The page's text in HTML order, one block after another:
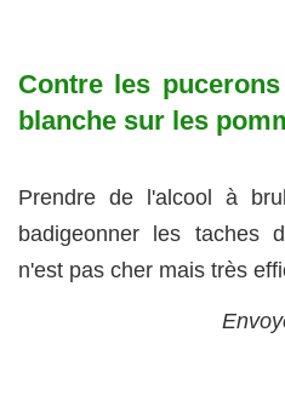
Contre les
blanche sur les
Prendre de l'alcool à
badigeonner les taches
n'est pas cher mais très